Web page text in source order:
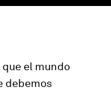
el mundo
debemos